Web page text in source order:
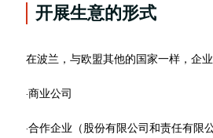
开展生意的形式
在波兰，与欧盟其他的国家一样，企
·商业公司
·合作企业（股份有限公司和责任有限